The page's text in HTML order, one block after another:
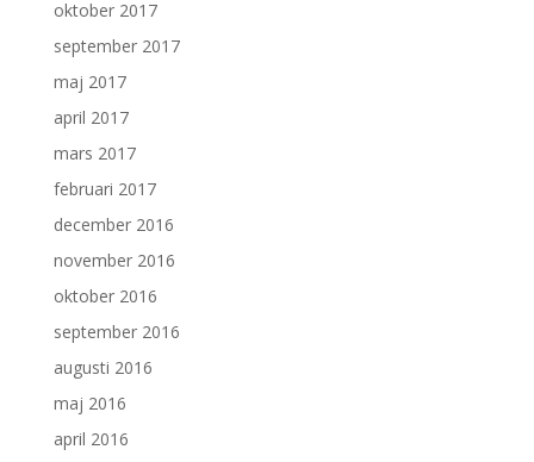
oktober 2017
september 2017
maj 2017
april 2017
mars 2017
februari 2017
december 2016
november 2016
oktober 2016
september 2016
augusti 2016
maj 2016
april 2016